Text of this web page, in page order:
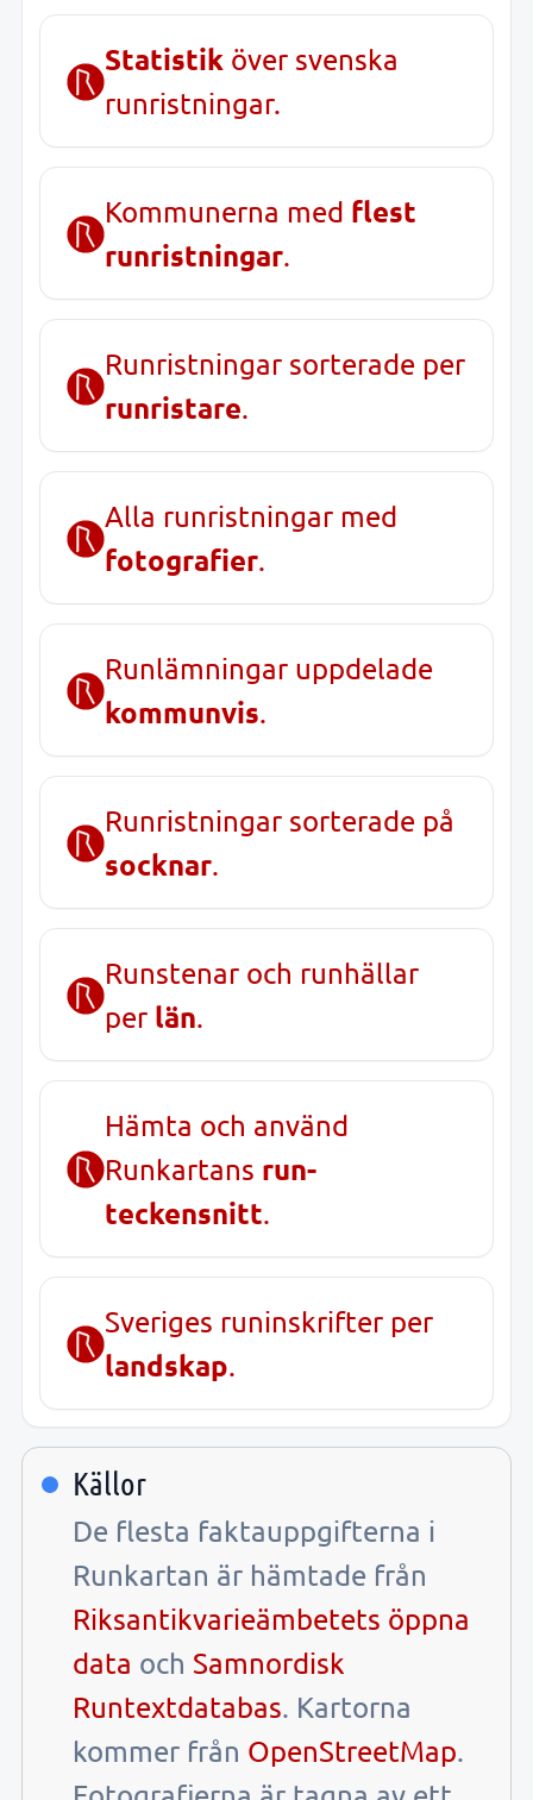
Statistik över svenska
runristningar.
Kommunerna med flest
runristningar.
Runristningar sorterade per
runristare.
Alla runristningar med
fotografier.
Runlämningar uppdelade
kommunvis.
Runristningar sorterade på
socknar.
Runstenar och runhällar
per län.
Hämta och använd
Runkartans run-
teckensnitt.
Sveriges runinskrifter per
landskap.
Källor
De flesta faktauppgifterna i
Runkartan är hämtade från
Riksantikvarieämbetets öppna
data och Samnordisk
Runtextdatabas. Kartorna
kommer från OpenStreetMap.